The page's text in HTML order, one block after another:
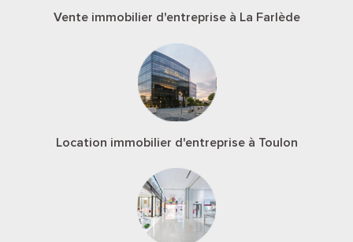
Vente immobilier d'entreprise à La Farlède
Location immobilier d'entreprise à Toulon